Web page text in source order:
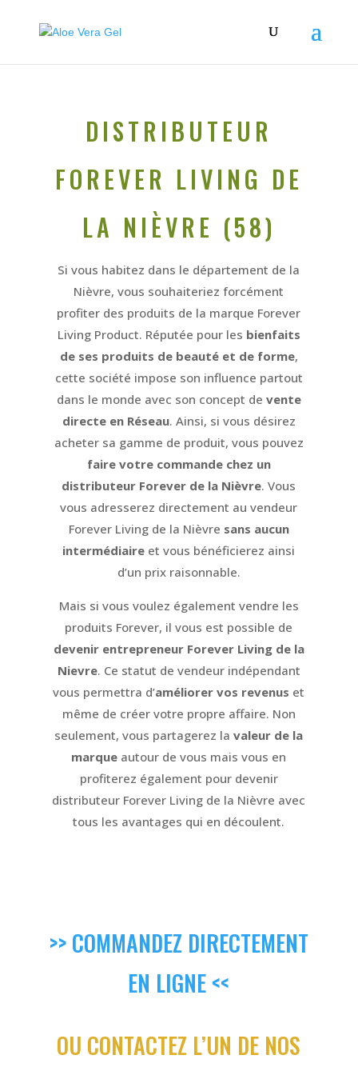
DISTRIBUTEUR
FOREVER LIVING DE
LA NIÈVRE (58)
Si vous habitez dans le département de la
Nièvre, vous souhaiteriez forcément
profiter des produits de la marque Forever
Living Product. Réputée pour les bienfaits
de ses produits de beauté et de forme,
cette société impose son influence partout
dans le monde avec son concept de vente
directe en Réseau. Ainsi, si vous désirez
acheter sa gamme de produit, vous pouvez
faire votre commande chez un
distributeur Forever de la Nièvre. Vous
vous adresserez directement au vendeur
Forever Living de la Nièvre sans aucun
intermédiaire et vous bénéficierez ainsi
d’un prix raisonnable.
Mais si vous voulez également vendre les
produits Forever, il vous est possible de
devenir entrepreneur Forever Living de la
Nievre. Ce statut de vendeur indépendant
vous permettra d’améliorer vos revenus et
même de créer votre propre affaire. Non
seulement, vous partagerez lavaleur de la
marque autour de vous mais vous en
profiterez également pour devenir
distributeur Forever Living de la Nièvre avec
tous les avantages qui en découlent.
>> COMMANDEZ DIRECTEMENT
EN LIGNE <<
OU CONTACTEZ L’UN DE NOS